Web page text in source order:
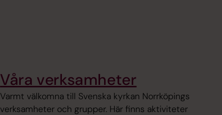
Våra verksamheter
Varmt välkomna till Svenska kyrkan Norrköpings
verksamheter och grupper. Här finns aktiviteter